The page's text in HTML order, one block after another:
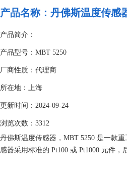
产品名称： 丹佛斯温度传感
产品简介：
产品型号：MBT 5250
厂商性质：代理商
所在地：上海
更新时间：2024-09-24
浏览次数：3312
丹佛斯温度传感器，MBT 5250 是一款
感器采用标准的 Pt100 或 Pt1000 元件